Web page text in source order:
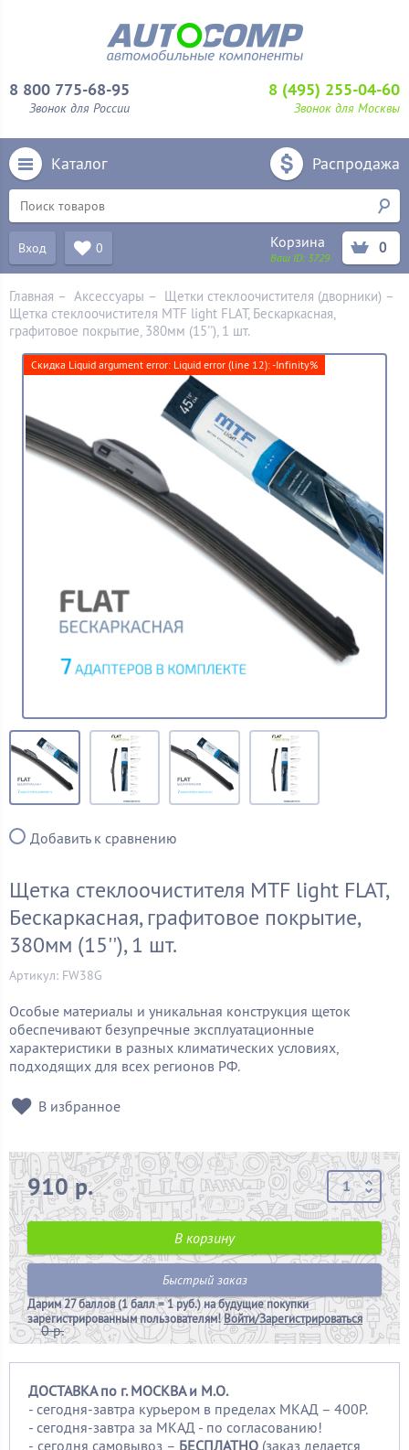
8 800 775-68-95
Звонок для России
8 (495) 255-04-60
Звонок для Москвы
Каталог Распродажа
Вход 0 Корзина
Ваш ID: 3729
0
Главная – Аксессуары – Щетки стеклоочистителя (дворники) –
Щетка стеклоочистителя MTF light FLAT, Бескаркасная,
графитовое покрытие, 380мм (15''), 1 шт.
Скидка Liquid argument error: Liquid error (line 12): -Infinity%
Добавить к сравнению
Щетка стеклоочистителя MTF light FLAT,
Бескаркасная, графитовое покрытие,
380мм (15''), 1 шт.
Артикул: FW38G
Особые материалы и уникальная конструкция щеток
обеспечивают безупречные эксплуатационные
характеристики в разных климатических условиях,
подходящих для всех регионов РФ.
В избранное
910 р.
0 р.
В корзину
Быстрый заказ
Дарим27 баллов (1 балл = 1 руб.)на будущие покупки
зарегистрированным пользователям!Войти/Зарегистрироваться
ДОСТАВКА по г. МОСКВА и М.О.
- сегодня-завтра курьером в пределах МКАД – 400Р.
- сегодня-завтра за МКАД - по согласованию!
- сегодня самовывоз – БЕСПЛАТНО (заказ делается